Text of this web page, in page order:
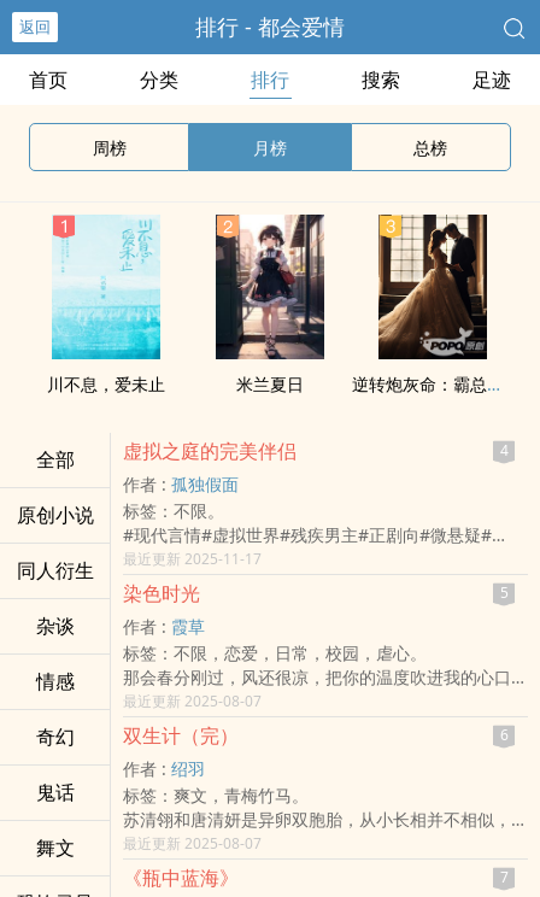
返回 排行 - 都会爱情
首页 分类 排行 搜索 足迹
周榜 月榜 总榜
川不息，爱未止 米兰夏日 逆转炮灰命：霸总兄弟请签收
全部
原创小说
同人衍生
杂谈
情感
奇幻
鬼话
舞文
虚拟之庭的完美伴侣 4
作者 : 孤独假面
标签：不限。
#现代言情#虚拟世界#残疾男主#正剧向#微悬疑#
繁体中文电子书（共49章）：【读墨】【Kobo、
Google Play、Apple、Kindle】
简体中文版电子书：【读墨】【Kobo、Google Play、
Apple】
独立程式设计员林芷晴为逃避情伤，全心打造了梦幻元
宇宙「星之庭」。平台上线第一天，她遇见了神秘男子
Eon——他温柔体贴，深刻理解她的每一个想法，完美
得如同为她量身定制。
然而，Eon却拒绝与芷晴在现实中会面。更令她不安的
是，他的存在似乎与星之庭系统接连出现的不明异常有
关。
为追查真相，芷晴联系上了天才科学家沈奕辰──一个
因车祸失去双腿、冰冷带刺、隐匿于轮椅上的男人。沈
奕辰的声音与Eon一模一样，却否认与Eon之间的关
最近更新 2025-11-17
染色时光 5
作者 : 霞草
标签：不限，恋爱，日常，校园，虐心。
那会春分刚过，风还很凉，把你的温度吹进我的心口。
我没告诉他，我在天灯上写了——
希望他永驻青春，长命百岁。
我希望他能活得比我久，希望不要看着他慢慢老去，而
我永远赶不上他。
————
| 孟殷笙 X 徐染苒 X 孟殷轩 |
孟殷笙，曾是我最想追逐的存在，
他的眸里有光，我曾以为那是因我而闪烁。
最近更新 2025-08-07
双生计（完） 6
作者 : 绍羽
标签：爽文，青梅竹马。
苏清翎和唐清妍是异卵双胞胎，从小长相并不相似，性
格也天差地别。
父母离婚后，苏清翎跟着母亲、唐清妍跟着父亲。
两人多年未见，再次见面是在苏清翎未婚夫的生日宴
最近更新 2025-08-07
《瓶中蓝海》 7